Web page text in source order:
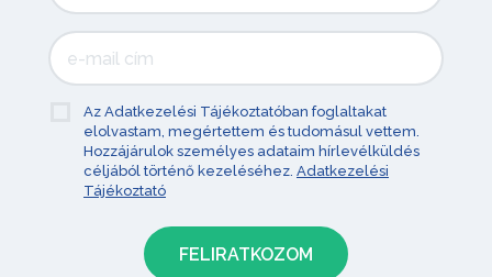
Az Adatkezelési Tájékoztatóban foglaltakat
elolvastam, megértettem és tudomásul vettem.
Hozzájárulok személyes adataim hírlevélküldés
céljából történő kezeléséhez. Adatkezelési
Tájékoztató